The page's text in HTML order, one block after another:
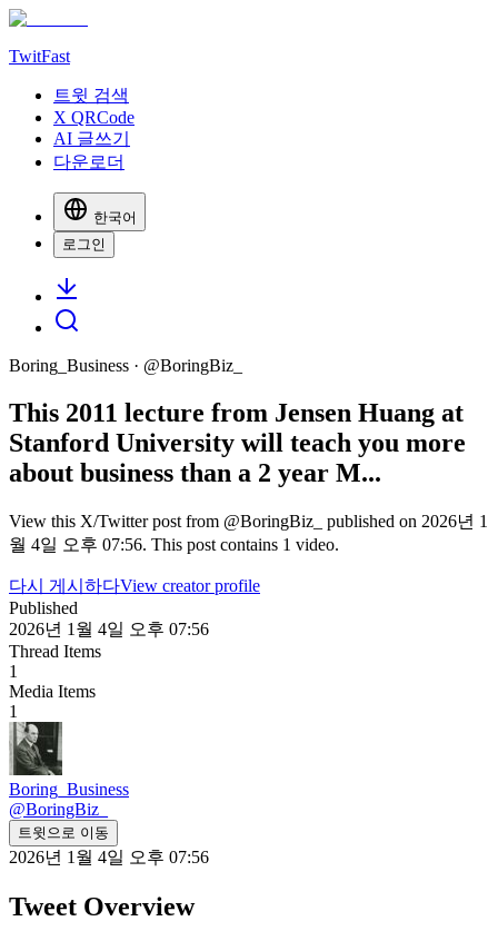
TwitFast
트윗 검색
X QRCode
AI 글쓰기
다운로더
한국어
로그인
Boring_Business · @BoringBiz_
This 2011 lecture from Jensen Huang at
Stanford University will teach you more
about business than a 2 year M...
View this X/Twitter post from @BoringBiz_ published on 2026년 1
월 4일 오후 07:56. This post contains 1 video.
다시 게시하다View creator profile
Published
2026년 1월 4일 오후 07:56
Thread Items
1
Media Items
1
Boring_Business
@BoringBiz_
트윗으로 이동
2026년 1월 4일 오후 07:56
Tweet Overview